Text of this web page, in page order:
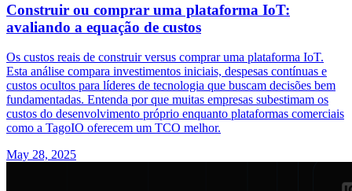
Construir ou comprar uma plataforma IoT:
avaliando a equação de custos
Os custos reais de construir versus comprar uma plataforma IoT.
Esta análise compara investimentos iniciais, despesas contínuas e
custos ocultos para líderes de tecnologia que buscam decisões bem
fundamentadas. Entenda por que muitas empresas subestimam os
custos do desenvolvimento próprio enquanto plataformas comerciais
como a TagoIO oferecem um TCO melhor.
May 28, 2025